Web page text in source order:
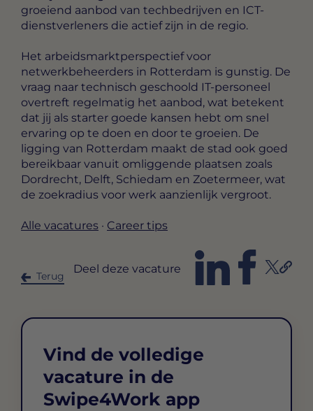
groeiend aanbod van techbedrijven en ICT-
dienstverleners die actief zijn in de regio.
Het arbeidsmarktperspectief voor
netwerkbeheerders in Rotterdam is gunstig. De
vraag naar technisch geschoold IT-personeel
overtreft regelmatig het aanbod, wat betekent
dat jij als starter goede kansen hebt om snel
ervaring op te doen en door te groeien. De
ligging van Rotterdam maakt de stad ook goed
bereikbaar vanuit omliggende plaatsen zoals
Dordrecht, Delft, Schiedam en Zoetermeer, wat
de zoekradius voor werk aanzienlijk vergroot.
Alle vacatures · Career tips
Terug
Deel deze vacature
Vind de volledige
vacature in de
Swipe4Work app